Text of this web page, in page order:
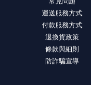
運送服務方式
付款服務方式
退換貨政策
條款與細則
防詐騙宣導